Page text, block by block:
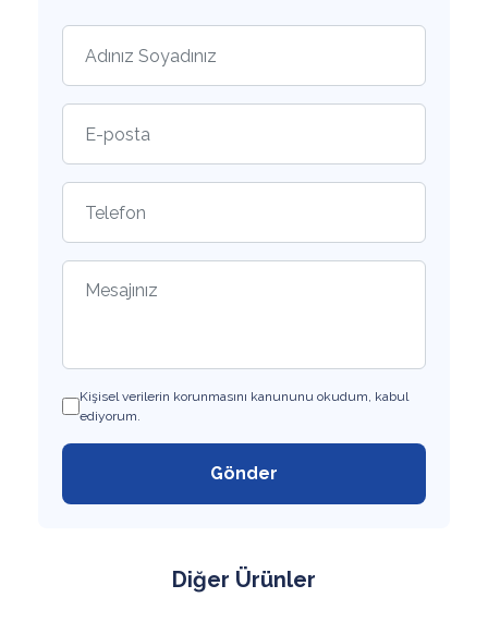
Kişisel verilerin korunmasını kanununu okudum, kabul
ediyorum.
Gönder
Diğer Ürünler